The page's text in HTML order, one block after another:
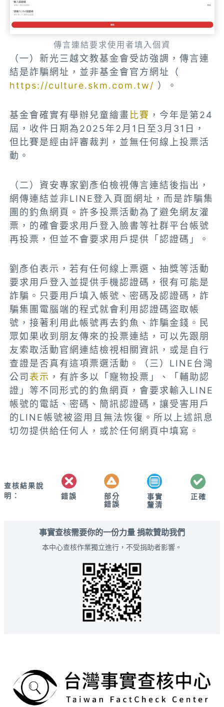
傳言連結要求使用者填入個資
（一）新光三越文教基金會受訪強調，傳言連
結是詐騙網址，並非基金會官方網址（
https://culture.skm.com.tw/ ）。
基金會確實有舉辦兒童繪畫 比賽 ，今年是第24
屆，收件日期為2025年2月1日至3月31日，
但比賽是經由評審裁判，並無任何線上投票活
動。
（二）資安專家劉彥伯檢視傳言連結後指出，
網傳連結並非LINE登入頁面網址，而是詐騙集
團的釣魚網頁。許多投票活動為了避免網友灌
票，的確會要求用戶登入臉書等社群平台帳號
再投票，但並不會要求用戶提供「認證碼」。
劉彥伯表示，若有任何線上票選、抽獎等活動
要求用戶登入並提供手機認證碼，很有可能是
詐騙。只要用戶填入帳號、密碼及認證碼，詐
騙集團電腦端的程式就會利用認證碼盜取帳
號，接著利用此帳號再去釣魚、詐騙金錢。民
眾如果收到朋友傳來的投票連結，可以先跟朋
友索取活動官網連結檢視相關資訊，或是自行
查證是否真有這項票選活動。（三）LINE台灣
公司 表示 ，有許多以「寵物投票」、「輔助認
證」等不同形式的釣魚網頁，會要求輸入LINE
帳號的電話、密碼、簡訊認證碼，讓受害用戶
的LINE帳號被盜用且無法恢復。所以上述訊息
切勿提供給任何人，或於任何網頁中填寫。
查核結果說
明：
錯誤
部分
錯誤
事實
釐清
正確
事實查核需要你的一份力量 捐款贊助我們
本中心查核作業獨立進行，不受捐助者影響。